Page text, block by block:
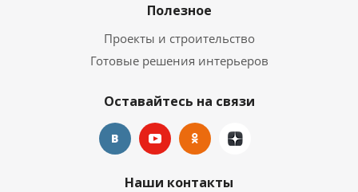
Полезное
Проекты и строительство
Готовые решения интерьеров
Оставайтесь на связи
Наши контакты